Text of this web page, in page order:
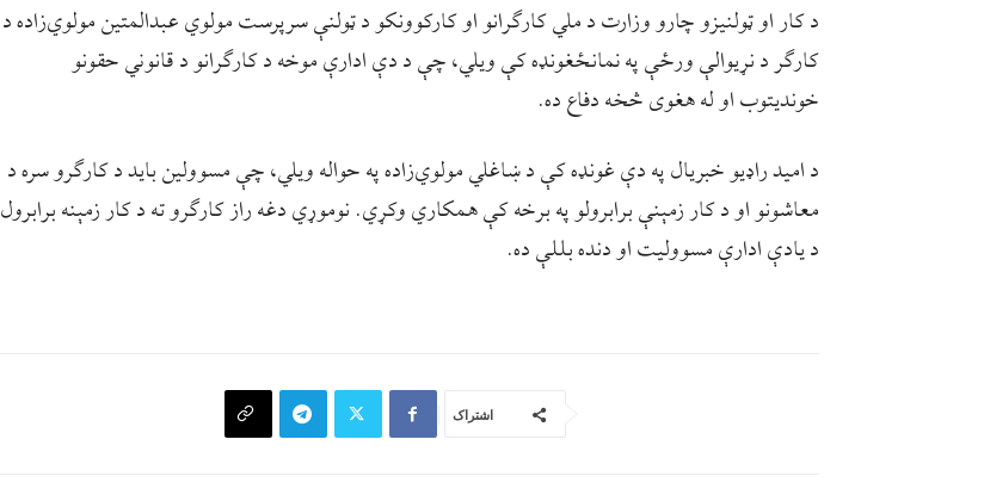
د کار او ټولنيزو چارو وزارت د ملي کارګرانو او کارکوونکو د ټولنې سرپرست مولوي عبدالمتين مولوي‌زاده د
کارګر د نړيوالې ورځې په نمانځغونډه کې ويلي، چې د دې ادارې موخه د کارګرانو د قانوني حقونو
خونديتوب او له هغوی څخه دفاع ده.
د اميد راډيو خبريال په دې غونډه کې د ښاغلي مولوي‌زاده په حواله ويلي، چې مسوولين باید د کارګرو سره د
معاشونو او د کار زمېنې برابرولو په برخه کې همکاري وکړي. نوموړي دغه راز کارګرو ته د کار زمېنه برابرول
د يادې ادارې مسووليت او دنده بللې ده.
اشتراک